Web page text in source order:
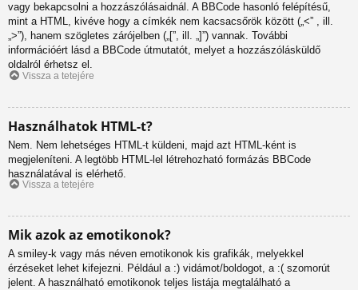
vagy bekapcsolni a hozzászólásaidnál. A BBCode hasonló felépítésű,
mint a HTML, kivéve hogy a címkék nem kacsacsőrök között („<” , ill.
„>”), hanem szögletes zárójelben („[”, ill. „]”) vannak. További
információért lásd a BBCode útmutatót, melyet a hozzászólásküldő
oldalról érhetsz el.
Vissza a tetejére
Használhatok HTML-t?
Nem. Nem lehetséges HTML-t küldeni, majd azt HTML-ként is
megjeleníteni. A legtöbb HTML-lel létrehozható formázás BBCode
használatával is elérhető.
Vissza a tetejére
Mik azok az emotikonok?
A smiley-k vagy más néven emotikonok kis grafikák, melyekkel
érzéseket lehet kifejezni. Például a :) vidámot/boldogot, a :( szomorút
jelent. A használható emotikonok teljes listája megtalálható a